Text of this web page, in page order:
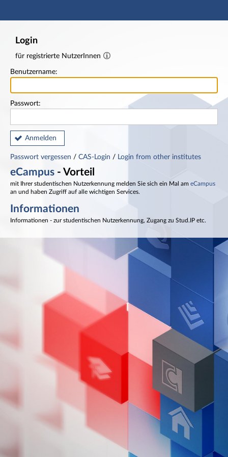
Hauptnavigation
Login
für registrierte NutzerInnen
Benutzername:
Passwort:
Anmelden
Passwort vergessen / CAS-Login / Login from other institutes
eCampus - Vorteil
mit Ihrer studentischen Nutzerkennung melden Sie sich ein Mal am eCampus
an und haben Zugriff auf alle wichtigen Services.
Informationen
Informationen - zur studentischen Nutzerkennung, Zugang zu Stud.IP etc.